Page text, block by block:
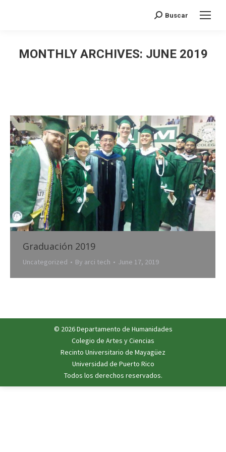
Search:
Buscar
MONTHLY ARCHIVES: JUNE 2019
Graduación 2019
Uncategorized By arci tech June 17, 2019
© 2026 Departamento de Humanidades
Colegio de Artes y Ciencias
Recinto Universitario de Mayagüez
Universidad de Puerto Rico
Todos los derechos reservados.